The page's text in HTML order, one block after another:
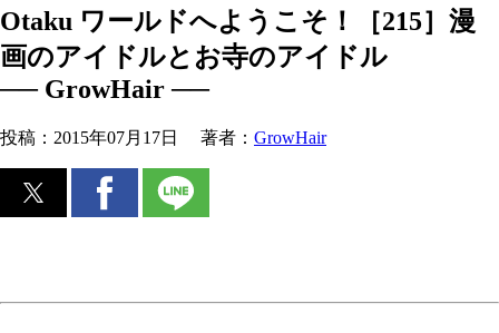
Otaku ワールドへようこそ！［215］漫
画のアイドルとお寺のアイドル
── GrowHair ──
投稿： 2015年07月17日 著者： GrowHair